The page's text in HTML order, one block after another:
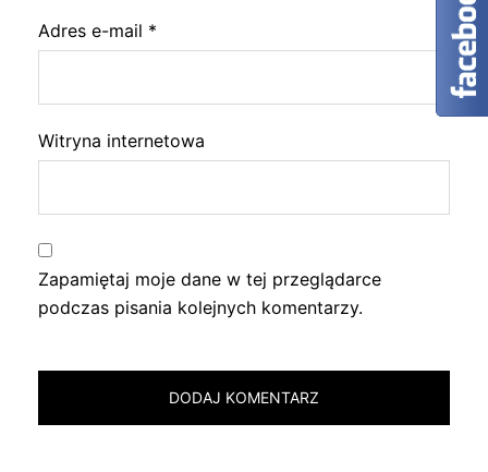
Adres e-mail *
Witryna internetowa
Zapamiętaj moje dane w tej przeglądarce
podczas pisania kolejnych komentarzy.